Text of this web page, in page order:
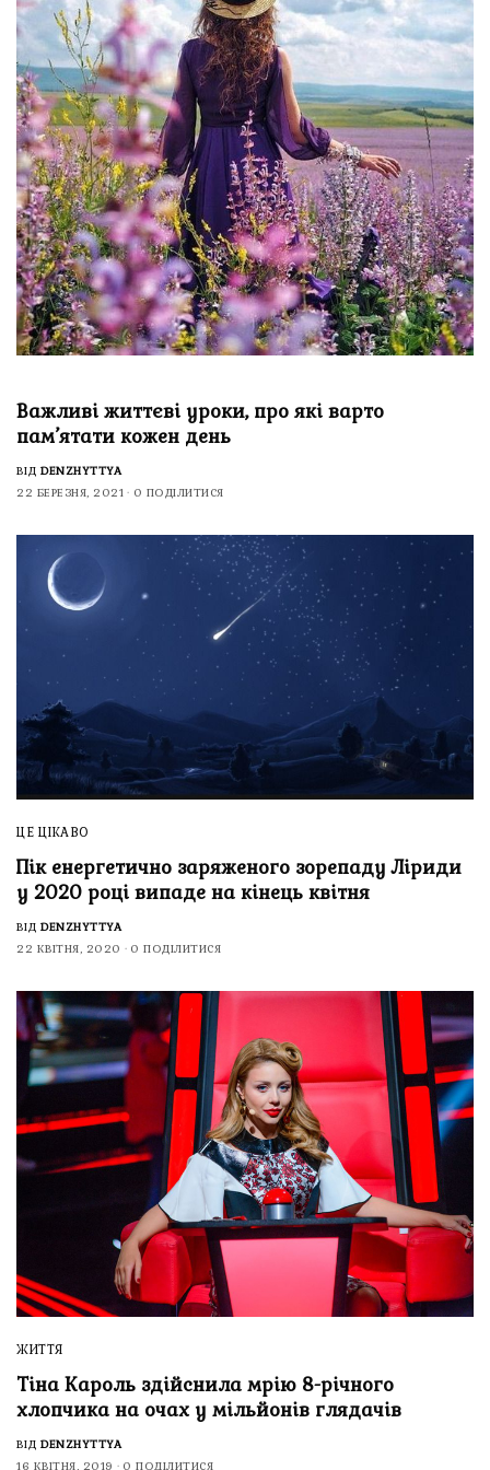
Важливі життєві уроки, про які варто
пам’ятати кожен день
ВІД DENZHYTTYA
22 БЕРЕЗНЯ, 2021
0 ПОДІЛИТИСЯ
ЦЕ ЦІКАВО
Пік енергетично заряженого зорепаду Ліриди
у 2020 році випаде на кінець квітня
ВІД DENZHYTTYA
22 КВІТНЯ, 2020
0 ПОДІЛИТИСЯ
ЖИТТЯ
Тіна Кароль здійснила мрію 8-річного
хлопчика на очах у мільйонів глядачів
ВІД DENZHYTTYA
16 КВІТНЯ, 2019
0 ПОДІЛИТИСЯ